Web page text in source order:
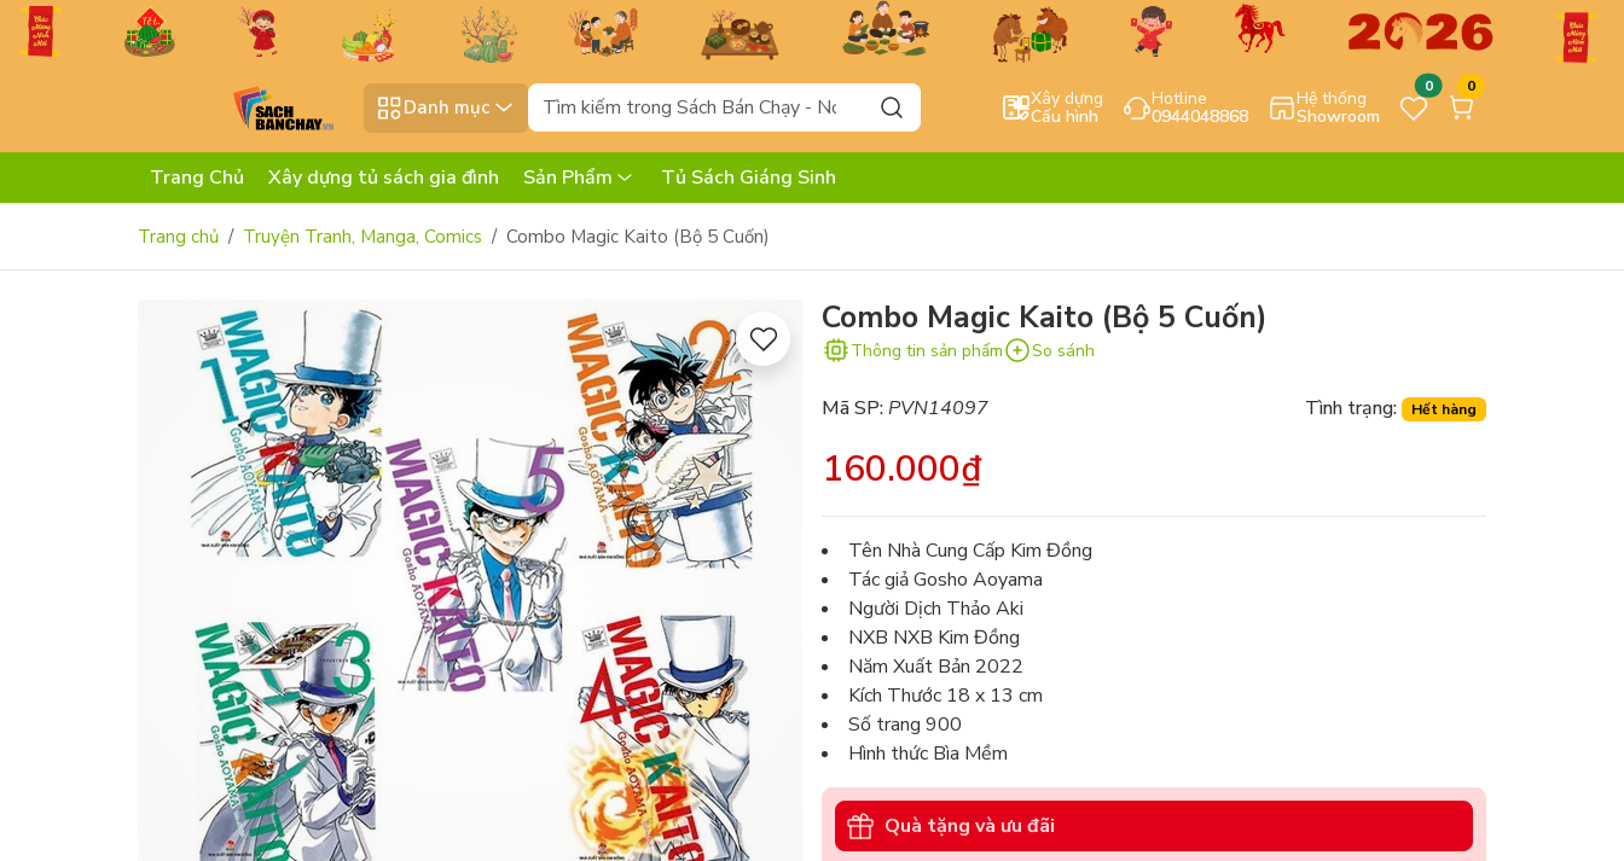
Danh mục Xây dựng
Cấu hình
Hotline
0944048868
Hệ thống
Showroom
0 0
Trang Chủ Xây dựng tủ sách gia đình Sản Phẩm Tủ Sách Giáng Sinh
Trang chủ Truyện Tranh, Manga, Comics Combo Magic Kaito (Bộ 5 Cuốn)
Combo Magic Kaito (Bộ 5 Cuốn)
Thông tin sản phẩm So sánh
Mã SP:PVN14097 Tình trạng: Hết hàng
160.000₫
Tên Nhà Cung Cấp Kim Đồng
Tác giả Gosho Aoyama
Người Dịch Thảo Aki
NXB NXB Kim Đồng
Năm Xuất Bản 2022
Kích Thước 18 x 13 cm
Số trang 900
Hình thức Bìa Mềm
Quà tặng và ưu đãi